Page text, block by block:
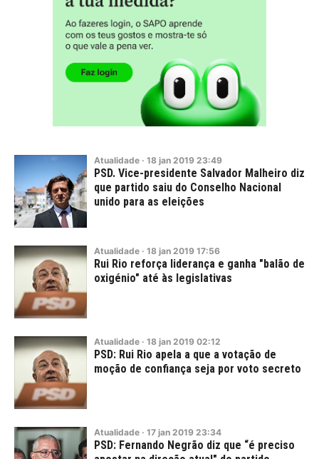
Atualidade · 18 jan 2019 23:49
PSD. Vice-presidente Salvador Malheiro diz
que partido saiu do Conselho Nacional
unido para as eleições
Atualidade · 18 jan 2019 17:56
Rui Rio reforça liderança e ganha "balão de
oxigénio" até às legislativas
Atualidade · 18 jan 2019 02:12
PSD: Rui Rio apela a que a votação de
moção de confiança seja por voto secreto
Atualidade · 17 jan 2019 23:34
PSD: Fernando Negrão diz que “é preciso